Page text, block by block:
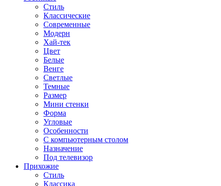
Стиль
Классические
Современные
Модерн
Хай-тек
Цвет
Белые
Венге
Светлые
Темные
Размер
Мини стенки
Форма
Угловые
Особенности
С компьютерным столом
Назначение
Под телевизор
Прихожие
Стиль
Классика